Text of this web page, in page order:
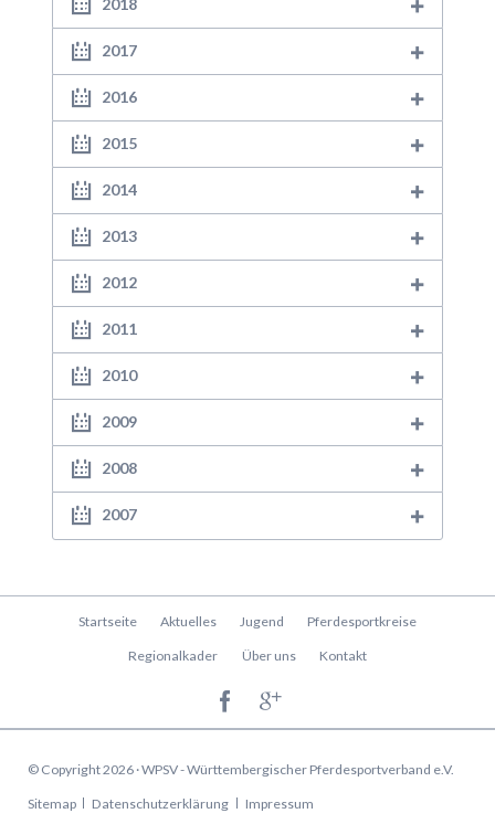
2018
2017
2016
2015
2014
2013
2012
2011
2010
2009
2008
2007
Navigation
Startseite Aktuelles Jugend Pferdesportkreise
Regionalkader Über uns Kontakt
© Copyright 2026 · WPSV - Württembergischer Pferdesportverband e.V.
Navigation
Sitemap Datenschutzerklärung Impressum